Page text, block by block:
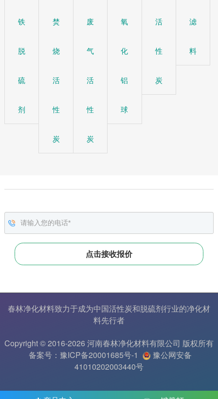
铁
脱
硫
剂
焚
烧
活
性
炭
废
气
活
性
炭
氧
化
铝
球
活
性
炭
滤
料
春林净化材料致力于成为中国活性炭和脱硫剂行业的净化材
料先行者
Copyright © 2016-2026 河南春林净化材料有限公司 版权所有
备案号：豫ICP备20001685号-1
豫公网安备
41010202003440号